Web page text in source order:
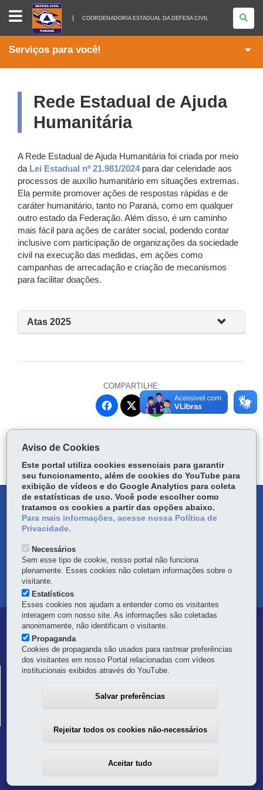
COORDENADORIA
ESTADUAL
DA
DEFESA
COORDENADORIA ESTADUAL DA DEFESA CIVIL
Serviços para você!
Rede Estadual de Ajuda
Humanitária
A Rede Estadual de Ajuda Humanitária foi criada por meio
da Lei Estadual nº 21.981/2024para dar celeridade aos
processos de auxílio humanitário em situações extremas.
Ela permite promover ações de respostas rápidas e de
caráter humanitário, tanto no Paraná, como em qualquer
outro estado da Federação. Além disso, é um caminho
mais fácil para ações de caráter social, podendo contar
inclusive com participação de organizações da sociedade
civil na execução das medidas, em ações como
campanhas de arrecadação e criação de mecanismos
para facilitar doações.
Atas 2025
COMPARTILHE:
Fa
ce
Tw
W
p
MAPA DO SITE
DENUNCIE CORRUPÇÃO
OUVIDORIA
TRANSPARÊNCIA INSTITUCIONAL
Navegação
Principal
Defesa
Civil
COORDENADORIA ESTADUAL DA DEFESA CIVIL
Rua Jacy Loureiro de Campo, s/n°-80530-140
Aviso de Cookies
Este portal utiliza cookies essenciais para garantir
seu funcionamento, além de cookies do YouTube para
exibição de vídeos e do Google Analytics para coleta
de estatísticas de uso. Você pode escolher como
tratamos os cookies a partir das opções abaixo.
Para mais informações, acesse nossa Política de
Privacidade.
Necessários
Sem esse tipo de cookie, nosso portal não funciona
plenamente. Esses cookies não coletam informações sobre o
visitante.
Estatísticos
Esses cookies nos ajudam a entender como os visitantes
interagem com nosso site. As informações são coletadas
anonimamente, não identificam o visitante.
Propaganda
Cookies de propaganda são usados para rastrear preferências
dos visitantes em nosso Portal relacionadas com vídeos
institucionais exibidos através do YouTube.
Salvar preferências
Rejeitar todos os cookies não-necessários
Aceitar tudo